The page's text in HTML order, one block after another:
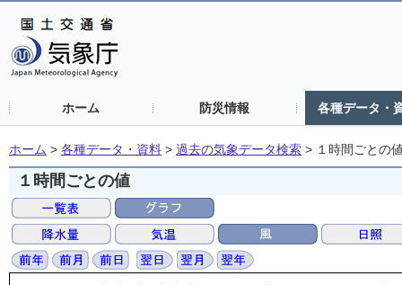
ホーム 防災情報 各種データ・
ホーム > 各種データ・資料 > 過去の気象データ検索 > １時間ごとの
１時間ごとの値